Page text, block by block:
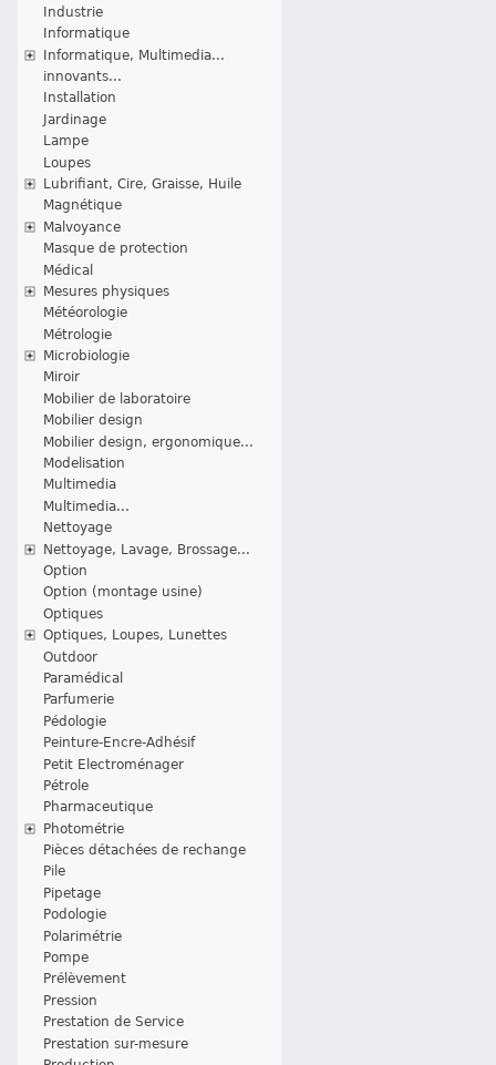
Industrie
Informatique
Informatique, Multimedia...
innovants...
Installation
Jardinage
Lampe
Loupes
Lubrifiant, Cire, Graisse, Huile
Magnétique
Malvoyance
Masque de protection
Médical
Mesures physiques
Météorologie
Métrologie
Microbiologie
Miroir
Mobilier de laboratoire
Mobilier design
Mobilier design, ergonomique...
Modelisation
Multimedia
Multimedia...
Nettoyage
Nettoyage, Lavage, Brossage...
Option
Option (montage usine)
Optiques
Optiques, Loupes, Lunettes
Outdoor
Paramédical
Parfumerie
Pédologie
Peinture-Encre-Adhésif
Petit Electroménager
Pétrole
Pharmaceutique
Photométrie
Pièces détachées de rechange
Pile
Pipetage
Podologie
Polarimétrie
Pompe
Prélèvement
Pression
Prestation de Service
Prestation sur-mesure